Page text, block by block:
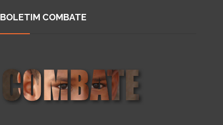
BOLETIM COMBATE